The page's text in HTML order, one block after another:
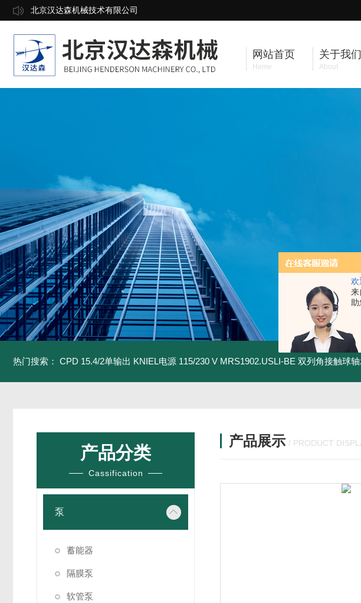
欢
来
助
北京汉达森机械技术有限公司
网站首页
Home
关于我们
About
热门搜索： CPD 15.4/2单输出 KNIEL电源 115/230 V MRS1902.USLI-BE 双列角接触球轴
产品分类
Cassification
泵
蓄能器
隔膜泵
软管泵
产品展示 / PRODUCT